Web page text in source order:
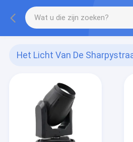
Het Licht Van De